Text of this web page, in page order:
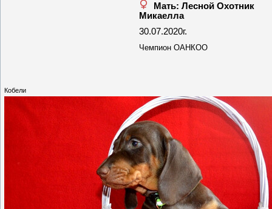
Мать: Лесной Охотник
Микаелла
30.07.2020г.
Чемпион ОАНКОО
Кобели